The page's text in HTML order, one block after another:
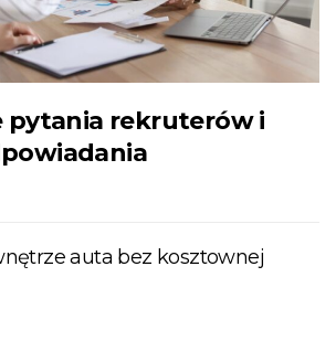
pytania rekruterów i
auta bez kosztownej